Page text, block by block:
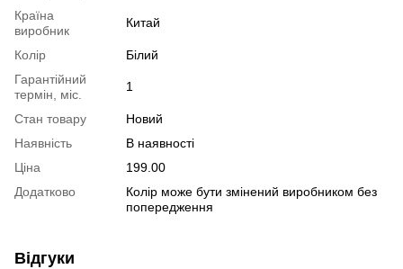
Країна
виробник
Китай
Колір
Білий
Гарантійний
термін, міс.
1
Стан товару
Новий
Наявність
В наявності
Ціна
199.00
Додатково
Колір може бути змінений виробником без
попередження
Відгуки